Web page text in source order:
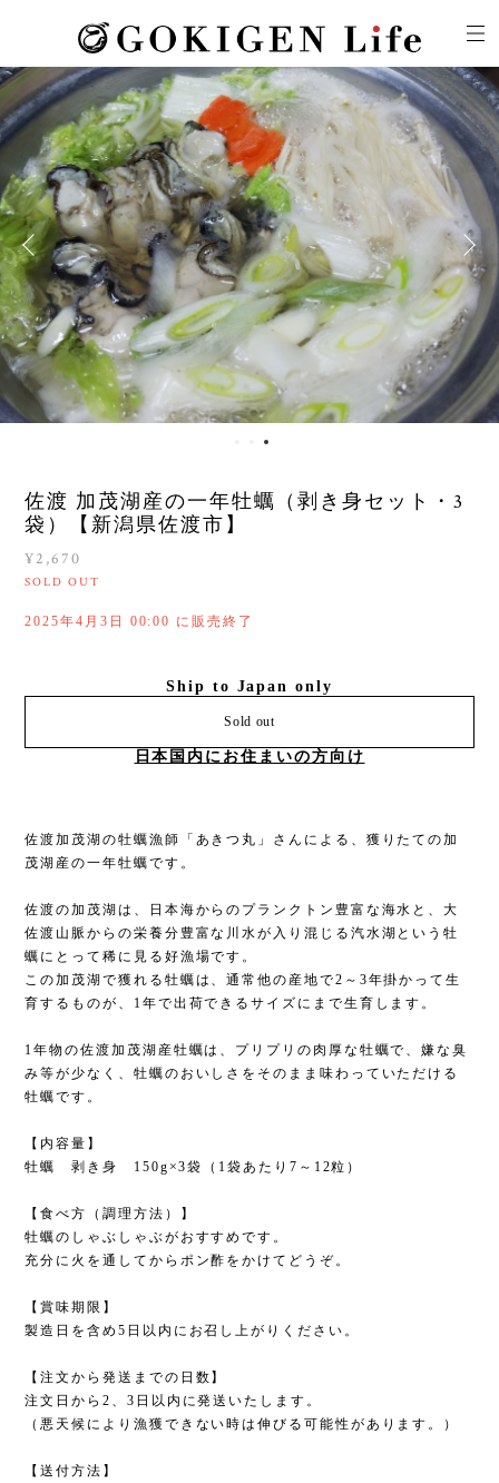
佐渡 加茂湖産の一年牡蠣（剥き身セット・3
袋）【新潟県佐渡市】
¥2,670
SOLD OUT
2025年4月3日 00:00 に販売終了
Ship to Japan only
Sold out
日本国内にお住まいの方向け
佐渡加茂湖の牡蠣漁師「あきつ丸」さんによる、獲りたての加
茂湖産の一年牡蠣です。
佐渡の加茂湖は、日本海からのプランクトン豊富な海水と、大
佐渡山脈からの栄養分豊富な川水が入り混じる汽水湖という牡
蠣にとって稀に見る好漁場です。
この加茂湖で獲れる牡蠣は、通常他の産地で2～3年掛かって生
育するものが、1年で出荷できるサイズにまで生育します。
1年物の佐渡加茂湖産牡蠣は、プリプリの肉厚な牡蠣で、嫌な臭
み等が少なく、牡蠣のおいしさをそのまま味わっていただける
牡蠣です。
【内容量】
牡蠣 剥き身 150g×3袋（1袋あたり7～12粒）
【食べ方（調理方法）】
牡蠣のしゃぶしゃぶがおすすめです。
充分に火を通してからポン酢をかけてどうぞ。
【賞味期限】
製造日を含め5日以内にお召し上がりください。
【注文から発送までの日数】
注文日から2、3日以内に発送いたします。
（悪天候により漁獲できない時は伸びる可能性があります。）
【送付方法】